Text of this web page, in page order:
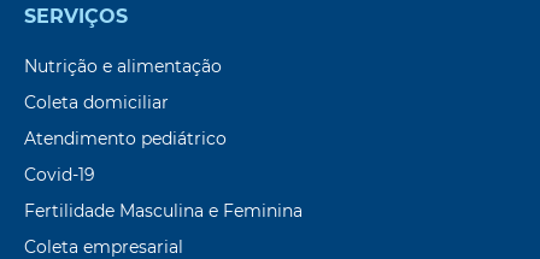
SERVIÇOS
Nutrição e alimentação
Coleta domiciliar
Atendimento pediátrico
Covid-19
Fertilidade Masculina e Feminina
Coleta empresarial